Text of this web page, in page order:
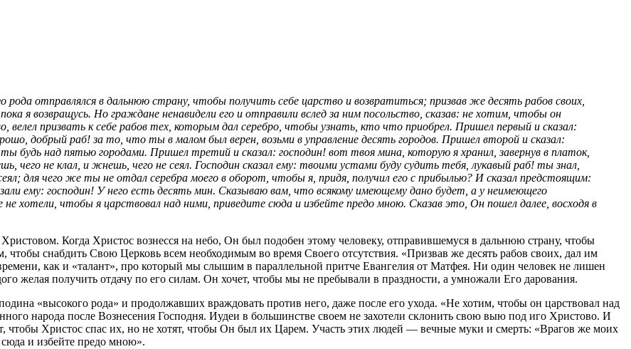
рода отправлялся в дальнюю страну, чтобы получить себе царство и возвратиться; призвав же десять рабов своих,
я возвращусь. Но граждане ненавидели его и отправили вслед за ним посольство, сказав: не хотим, чтобы он
велел призвать к себе рабов тех, которым дал серебро, чтобы узнать, кто что приобрел. Пришел первый и сказал:
добрый раб! за то, что ты в малом был верен, возьми в управление десять городов. Пришел второй и сказал:
будь над пятью городами. Пришел третий и сказал: господин! вот твоя мина, которую я хранил, завернув в платок,
чего не клал, и жнешь, чего не сеял. Господин сказал ему: твоими устами буду судить тебя, лукавый раб! ты знал,
для чего же ты не отдал серебра моего в оборот, чтобы я, придя, получил его с прибылью? И сказал предстоящим:
ему: господин! У него есть десять мин. Сказываю вам, что всякому имеющему дано будет, а у неимеющего
хотели, чтобы я царствовал над ними, приведите сюда и избейте предо мною. Сказав это, Он пошел далее, восходя в
Когда Христос вознесся на небо, Он был подобен этому человеку, отправившемуся в дальнюю страну, чтобы
чтобы снабдить Свою Церковь всем необходимым во время Своего отсутствия. «Призвав же десять рабов своих, дал им
как и «талант», про который мы слышим в параллельной притче Евангелия от Матфея. Ни один человек не лишен
желая получить отдачу по его силам. Он хочет, чтобы мы не пребывали в праздности, а умножали Его дарования.
«высокого рода» и продолжавших враждовать против него, даже после его ухода. «Не хотим, чтобы он царствовал над
народа после Вознесения Господня. Иудеи в большинстве своем не захотели склонить свою выю под иго Христово. И
чтобы Христос спас их, но не хотят, чтобы Он был их Царем. Участь этих людей — вечные муки и смерть: «Врагов же моих
и избейте предо мною».